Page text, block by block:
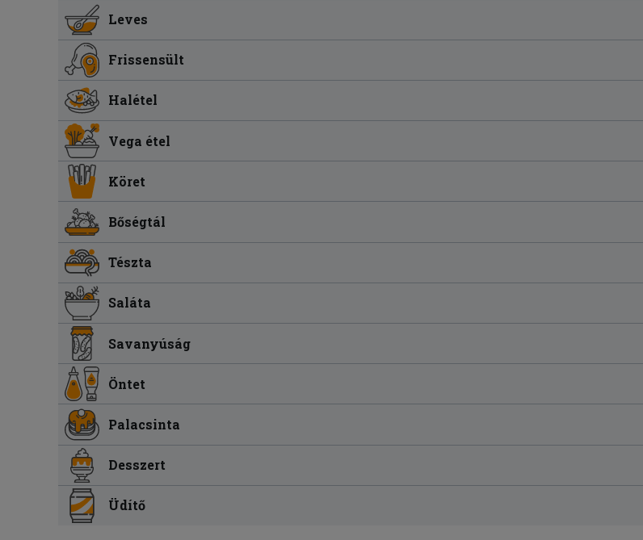
Leves
Frissensült
Halétel
Vega étel
Köret
Bőségtál
Tészta
Saláta
Savanyúság
Öntet
Palacsinta
Desszert
Üdítő